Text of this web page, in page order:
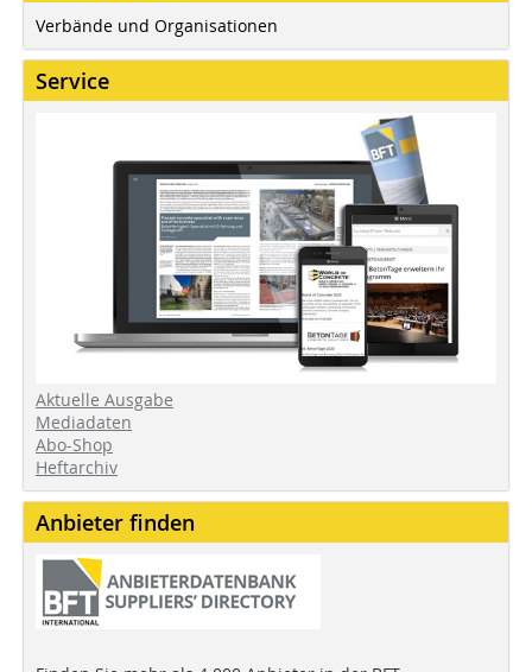
Verbände und Organisationen
Service
Aktuelle Ausgabe
Mediadaten
Abo-Shop
Heftarchiv
Anbieter finden